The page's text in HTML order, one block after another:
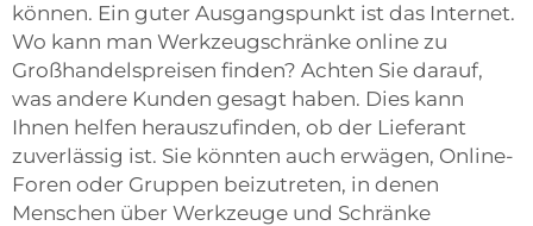
können. Ein guter Ausgangspunkt ist das Internet.
Wo kann man Werkzeugschränke online zu
Großhandelspreisen finden? Achten Sie darauf,
was andere Kunden gesagt haben. Dies kann
Ihnen helfen herauszufinden, ob der Lieferant
zuverlässig ist. Sie könnten auch erwägen, Online-
Foren oder Gruppen beizutreten, in denen
Menschen über Werkzeuge und Schränke